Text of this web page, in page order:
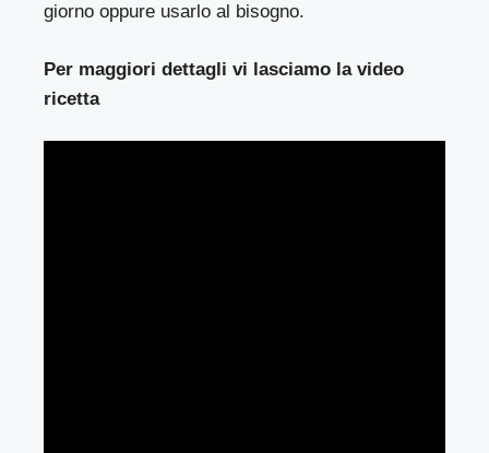
giorno oppure usarlo al bisogno.
Per maggiori dettagli vi lasciamo la video
ricetta